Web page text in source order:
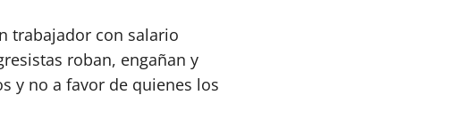
trabajador con salario
roban, engañan y
y no a favor de quienes los